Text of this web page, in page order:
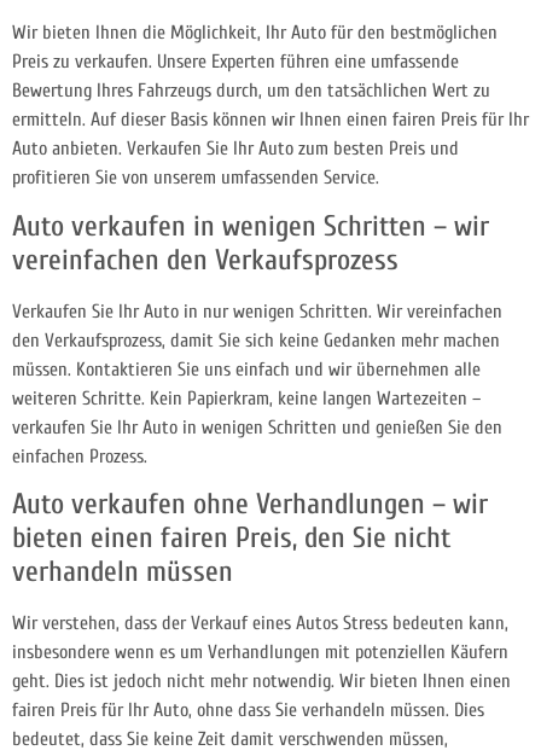
Wir bieten Ihnen die Möglichkeit, Ihr Auto für den bestmöglichen
Preis zu verkaufen. Unsere Experten führen eine umfassende
Bewertung Ihres Fahrzeugs durch, um den tatsächlichen Wert zu
ermitteln. Auf dieser Basis können wir Ihnen einen fairen Preis für Ihr
Auto anbieten. Verkaufen Sie Ihr Auto zum besten Preis und
profitieren Sie von unserem umfassenden Service.
Auto verkaufen in wenigen Schritten – wir
vereinfachen den Verkaufsprozess
Verkaufen Sie Ihr Auto in nur wenigen Schritten. Wir vereinfachen
den Verkaufsprozess, damit Sie sich keine Gedanken mehr machen
müssen. Kontaktieren Sie uns einfach und wir übernehmen alle
weiteren Schritte. Kein Papierkram, keine langen Wartezeiten –
verkaufen Sie Ihr Auto in wenigen Schritten und genießen Sie den
einfachen Prozess.
Auto verkaufen ohne Verhandlungen – wir
bieten einen fairen Preis, den Sie nicht
verhandeln müssen
Wir verstehen, dass der Verkauf eines Autos Stress bedeuten kann,
insbesondere wenn es um Verhandlungen mit potenziellen Käufern
geht. Dies ist jedoch nicht mehr notwendig. Wir bieten Ihnen einen
fairen Preis für Ihr Auto, ohne dass Sie verhandeln müssen. Dies
bedeutet, dass Sie keine Zeit damit verschwenden müssen,